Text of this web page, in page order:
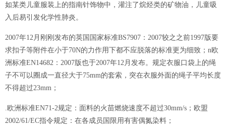
如某类儿童服装上的指南针饰物中，灌注了烷烃类的矿物油，儿童吸
入后易引发化学性肺炎。
2007年12月刚刚发布的英国国家标准BS7907：2007较之之前1997版要
求扣子等附件在小于70N的力作用下都不应脱落的标准更为细致；n欧
洲标准EN14682：2007版也于2007年12月发布。规定衣服口袋上的绳
子不可以圈成一直径大于75mm的套索，突在衣服外面的绳子平均长度
不得超过23mm；
.欧洲标准EN71-2规定：面料的火苗燃烧速度不超过30mm/s；欧盟
2002/61/EC指令规定：在各成员国限用有害偶氮染料；